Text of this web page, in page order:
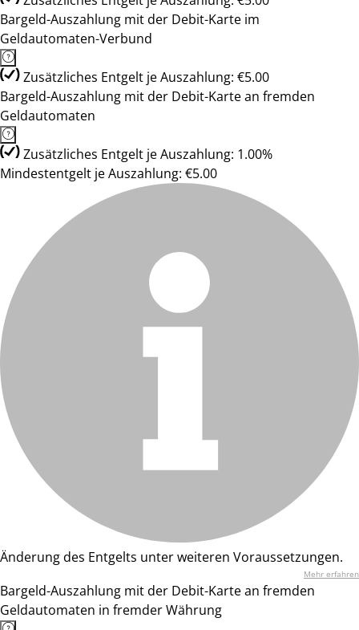
Bargeld-Auszahlung mit der Debit-Karte im
Geldautomaten-Verbund
Zusätzliches Entgelt je Auszahlung: €5.00
Bargeld-Auszahlung mit der Debit-Karte an fremden
Geldautomaten
Zusätzliches Entgelt je Auszahlung: 1.00%
Mindestentgelt je Auszahlung: €5.00
Änderung des Entgelts unter weiteren Voraussetzungen.
Mehr erfahren
Bargeld-Auszahlung mit der Debit-Karte an fremden
Geldautomaten in fremder Währung